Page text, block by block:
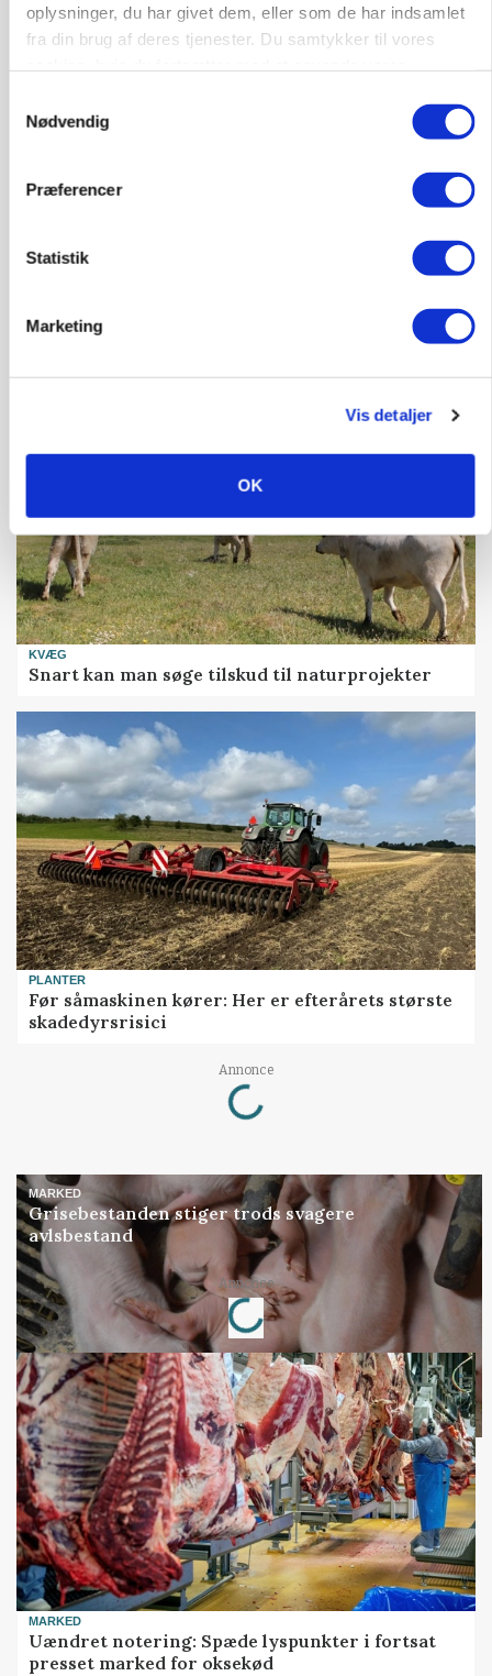
oplysninger, du har givet dem, eller som de har indsamlet
fra din brug af deres tjenester. Du samtykker til vores
Nødvendig
Præferencer
Statistik
Marketing
Vis detaljer
OK
Folketinget behandler ny gødskningslov: Sådan
KVÆG
Snart kan man søge tilskud til naturprojekter
PLANTER
Før såmaskinen kører: Her er efterårets største
skadedyrsrisici
Annonce
Loading...
MARKED
Grisebestanden stiger trods svagere
avlsbestand
Annonce
Loading...
MARKED
Uændret notering: Spæde lyspunkter i fortsat
presset marked for oksekød